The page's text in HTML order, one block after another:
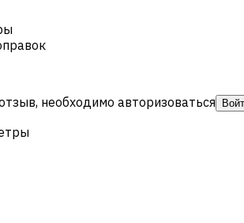
необходимо авторизоваться